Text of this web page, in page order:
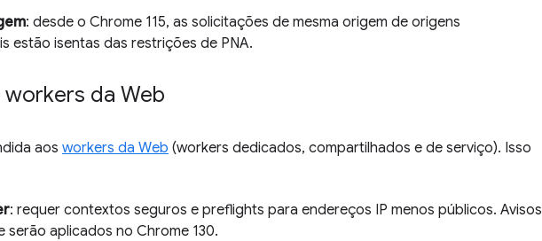
: desde o Chrome 115, as solicitações de mesma origem de origens
estão isentas das restrições de PNA.
da Web
aos workers da Web (workers dedicados, compartilhados e de serviço). Isso
: requer contextos seguros e preflights para endereços IP menos públicos. Avisos
serão aplicados no Chrome 130.